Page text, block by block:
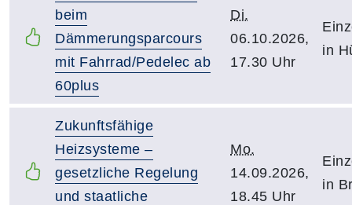
beim
Dämmerungsparcours
mit Fahrrad/Pedelec ab
60plus
Di.
06.10.2026,
17.30 Uhr
in
Zukunftsfähige
Heizsysteme –
gesetzliche Regelung
und staatliche
Mo.
14.09.2026,
18.45 Uhr
in